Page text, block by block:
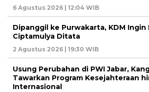
6 Agustus 2026 | 12:04 WIB
Dipanggil ke Purwakarta, KDM
Ciptamulya Ditata
2 Agustus 2026 | 19:30 WIB
Usung Perubahan di PWI Jabar,
Tawarkan Program Kesejahteraan
Internasional